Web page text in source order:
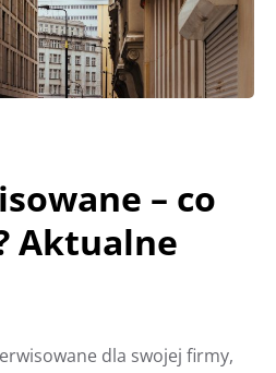
– co
Aktualne
dla swojej firmy,